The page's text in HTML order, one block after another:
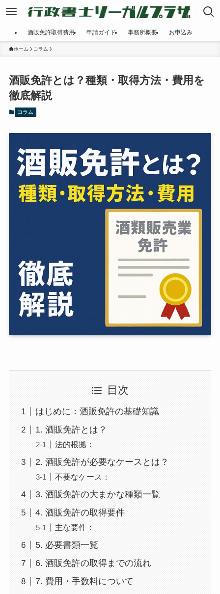
酒販免許取得費用 申請ガイド 事務所概要 お申込み
ホーム コラム
酒販免許とは？種類・取得方法・費用を
徹底解説
コラム
目次
はじめに：酒販免許の基礎知識
1. 酒販免許とは？
法的根拠：
2. 酒販免許が必要なケースとは？
不要なケース：
3. 酒販免許の大まかな種類一覧
4. 酒販免許の取得要件
主な要件：
5. 必要書類一覧
6. 酒販免許の取得までの流れ
7. 費用・手数料について